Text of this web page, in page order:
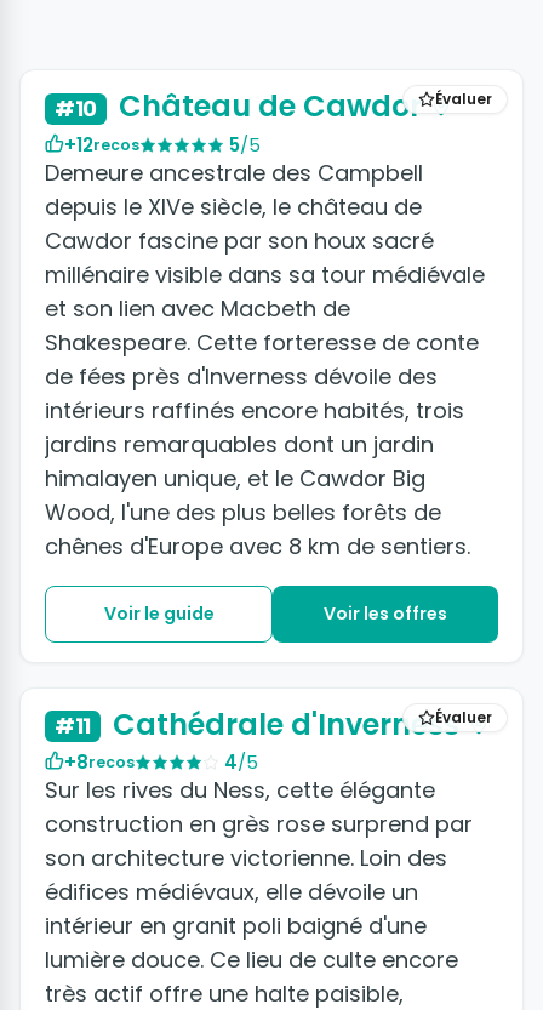
Évaluer
#10 Château de Cawdor
+12recos 5/5
Demeure ancestrale des Campbell
depuis le XIVe siècle, le château de
Cawdor fascine par son houx sacré
millénaire visible dans sa tour médiévale
et son lien avec Macbeth de
Shakespeare. Cette forteresse de conte
de fées près d'Inverness dévoile des
intérieurs raffinés encore habités, trois
jardins remarquables dont un jardin
himalayen unique, et le Cawdor Big
Wood, l'une des plus belles forêts de
chênes d'Europe avec 8 km de sentiers.
Voir le guide Voir les offres
Évaluer
#11 Cathédrale d'Inverness
+8recos 4/5
Sur les rives du Ness, cette élégante
construction en grès rose surprend par
son architecture victorienne. Loin des
édifices médiévaux, elle dévoile un
intérieur en granit poli baigné d'une
lumière douce. Ce lieu de culte encore
très actif offre une halte paisible,